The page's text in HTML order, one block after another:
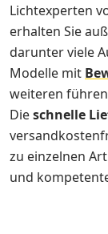
Lichtexperten
erhalten Sie
darunter viele
Modelle mit
weiteren
Dieschnelle
zu einzelnen
und